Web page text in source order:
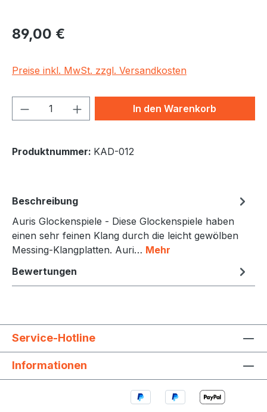
Regulärer Preis:
89,00 €
Preise inkl. MwSt. zzgl. Versandkosten
Produkt Anzahl: Gib denIn den Warenkorb
Produktnummer: KAD-012
Beschreibung
Auris Glockenspiele - Diese Glockenspiele haben
einen sehr feinen Klang durch die leicht gewölben
Messing-Klangplatten. Auri… Mehr
Bewertungen
Service-Hotline
Informationen